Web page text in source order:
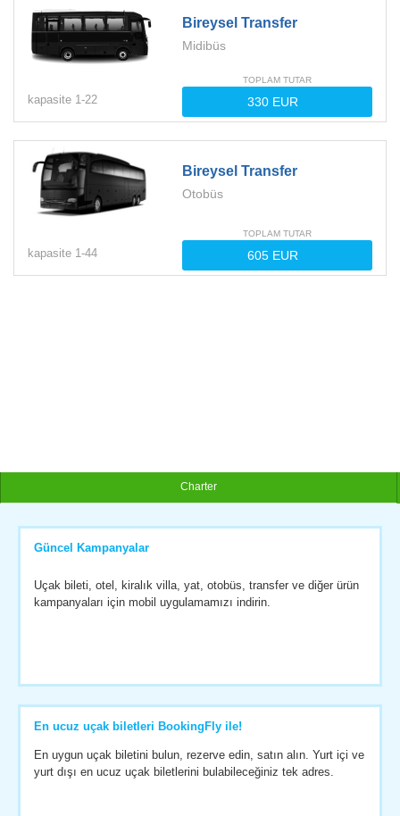
Bireysel Transfer
Midibüs
kapasite 1-22
TOPLAM TUTAR
Bireysel Transfer
Otobüs
kapasite 1-44
TOPLAM TUTAR
Charter
Güncel Kampanyalar
Uçak bileti, otel, kiralık villa, yat, otobüs, transfer ve diğer ürün
kampanyaları için mobil uygulamamızı indirin.
En ucuz uçak biletleri BookingFly ile!
En uygun uçak biletini bulun, rezerve edin, satın alın. Yurt içi ve
yurt dışı en ucuz uçak biletlerini bulabileceğiniz tek adres.